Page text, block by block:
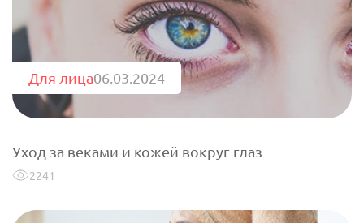
Для лица06.03.2024
Уход за веками и кожей вокруг глаз
2241